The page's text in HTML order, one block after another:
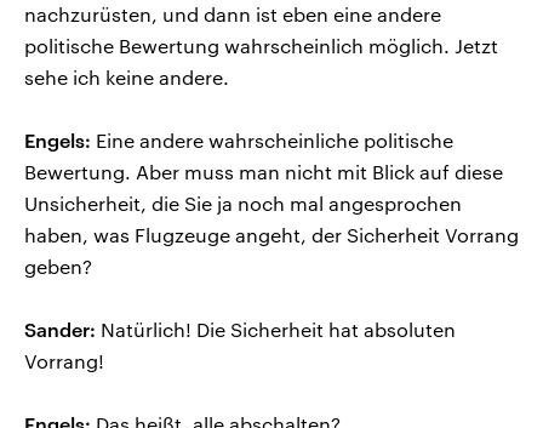
nachzurüsten, und dann ist eben eine andere
politische Bewertung wahrscheinlich möglich. Jetzt
sehe ich keine andere.
Engels: Eine andere wahrscheinliche politische
Bewertung. Aber muss man nicht mit Blick auf diese
Unsicherheit, die Sie ja noch mal angesprochen
haben, was Flugzeuge angeht, der Sicherheit Vorrang
geben?
Sander: Natürlich! Die Sicherheit hat absoluten
Vorrang!